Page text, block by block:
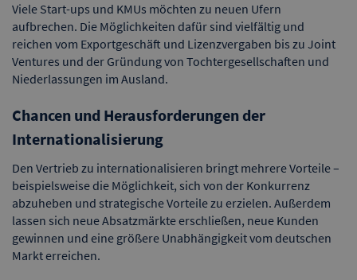
Viele Start-ups und KMUs möchten zu neuen Ufern
aufbrechen. Die Möglichkeiten dafür sind vielfältig und
reichen vom Exportgeschäft und Lizenzvergaben bis zu Joint
Ventures und der Gründung von Tochtergesellschaften und
Niederlassungen im Ausland.
Chancen und Herausforderungen der
Internationalisierung
Den Vertrieb zu internationalisieren bringt mehrere Vorteile –
beispielsweise die Möglichkeit, sich von der Konkurrenz
abzuheben und strategische Vorteile zu erzielen. Außerdem
lassen sich neue Absatzmärkte erschließen, neue Kunden
gewinnen und eine größere Unabhängigkeit vom deutschen
Markt erreichen.